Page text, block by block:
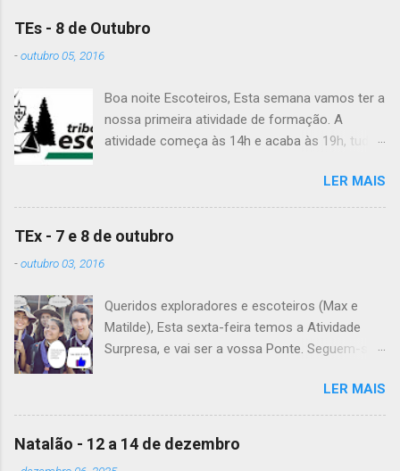
TEs - 8 de Outubro
-outubro 05, 2016
Boa noite Escoteiros, Esta semana vamos ter a
nossa primeira atividade de formação. A
atividade começa às 14h e acaba às 19h, tudo
lanche (não pode ser dinheiro!), água, papel e
caneta. Para a Diana, a Inês, o Dawton,
Valentino e Rafael a atividade começa à 13h .
vão fazer a ponte com a TEx, vejam as
informações no post deles. Atenção: Ainda há
patrulhas que não enviaram o projeto da
até às 23:59. Alguma dúvida, liguem. Até
Sábado, A Chefia da TEs
LER MAIS
TEx - 7 e 8 de outubro
-outubro 03, 2016
Queridos exploradores e escoteiros (Max e
Matilde), Esta sexta-feira temos a Atividade
Surpresa, e vai ser a vossa Ponte. Seguem-se
atividade! Encontro na Estação Fluvial de
Belém, na sexta-feira, às 20h15. A atividade
termina no sábado, às 22h, no grupo. Material: -
LER MAIS
Natalão - 12 a 14 de dezembro